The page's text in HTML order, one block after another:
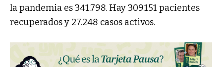
la pandemia es 341.798. Hay 309.151 pacientes
recuperados y 27.248 casos activos.